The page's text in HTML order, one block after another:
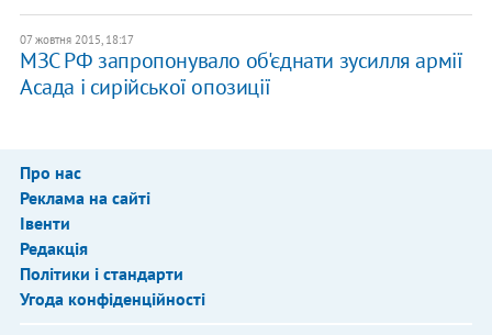
07 жовтня 2015, 18:17
МЗС РФ запропонувало об'єднати зусилля армії
Асада і сирійської опозиції
Про нас
Реклама на сайті
Івенти
Редакція
Політики і стандарти
Угода конфіденційності